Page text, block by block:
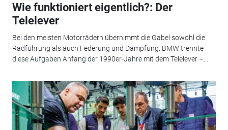
Wie funktioniert eigentlich?: Der
Telelever
Bei den meisten Motorrädern übernimmt die Gabel sowohl die
Radführung als auch Federung und Dämpfung. BMW trennte
diese Aufgaben Anfang der 1990er-Jahre mit dem Telelever –...